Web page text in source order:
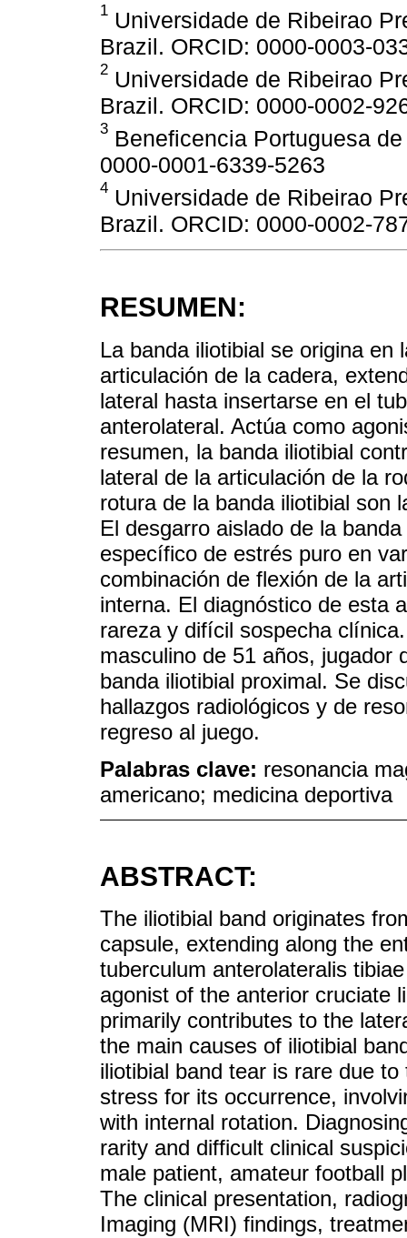
1 Universidade de Ribeirao
Brazil. ORCID: 0000-0003-
2 Universidade de Ribeirao
Brazil. ORCID: 0000-0002-
3 Beneficencia Portuguesa
0000-0001-6339-5263
4 Universidade de Ribeirao
Brazil. ORCID: 0000-0002-
RESUMEN:
La banda iliotibial se origina
articulación de la cadera,
lateral hasta insertarse en el
anterolateral. Actúa como
resumen, la banda iliotibial
lateral de la articulación de la
rotura de la banda iliotibial son
El desgarro aislado de la
específico de estrés puro en
combinación de flexión de la
interna. El diagnóstico de esta
rareza y difícil sospecha
masculino de 51 años, jugador
banda iliotibial proximal. Se
hallazgos radiológicos y de
regreso al juego.
Palabras clave: resonancia
americano; medicina deportiva
ABSTRACT:
The iliotibial band originates
capsule, extending along the
tuberculum anterolateralis
agonist of the anterior cruciate
primarily contributes to the
the main causes of iliotibial
iliotibial band tear is rare due
stress for its occurrence,
with internal rotation.
rarity and difficult clinical
male patient, amateur football
The clinical presentation,
Imaging (MRI) findings,